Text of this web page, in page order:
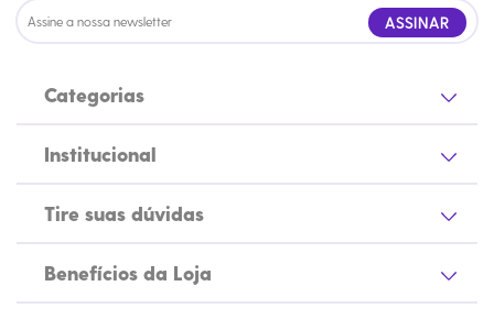
ASSINAR
Categorias
Institucional
Tire suas dúvidas
Benefícios da Loja